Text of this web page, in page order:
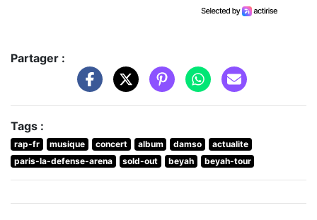
Partager :
Tags :
rap-fr musique concert album damso
actualite
paris-la-defense-arena
sold-out beyah beyah-tour